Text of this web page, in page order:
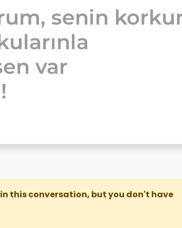
senin
var
this conversation, but you don't have